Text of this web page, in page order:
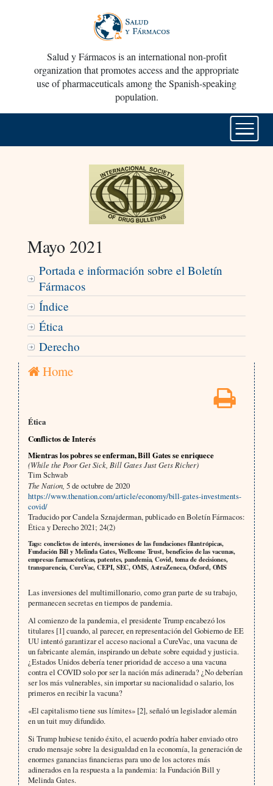
Salud y Fármacos is an international non-profit
organization that promotes access and the appropriate
use of pharmaceuticals among the Spanish-speaking
population.
Mayo 2021
Portada e información sobre el Boletín
Fármacos
Índice
Ética
Derecho
Home
Ética
Conflictos de Interés
Mientras los pobres se enferman, Bill Gates se enriquece
(While the Poor Get Sick, Bill Gates Just Gets Richer)
Tim Schwab
The Nation, 5 de octubre de 2020
https://www.thenation.com/article/economy/bill-gates-investments-
covid/
Traducido por Candela Sznajderman, publicado en Boletín Fármacos:
Ética y Derecho 2021; 24(2)
Tags: conclictos de interés, inversiones de las fundaciones filantrópicas,
Fundación Bill y Melinda Gates, Wellcome Trust, beneficios de las vacunas,
empresas farmacéuticas, patentes, pandemia, Covid, toma de decisiones,
transparencia, CureVac, CEPI, SEC, OMS, AstraZeneca, Oxford, OMS
Las inversiones del multimillonario, como gran parte de su trabajo,
permanecen secretas en tiempos de pandemia.
Al comienzo de la pandemia, el presidente Trump encabezó los
titulares [1] cuando, al parecer, en representación del Gobierno de EE
UU intentó garantizar el acceso nacional a CureVac, una vacuna de
un fabricante alemán, inspirando un debate sobre equidad y justicia.
¿Estados Unidos debería tener prioridad de acceso a una vacuna
contra el COVID solo por ser la nación más adinerada? ¿No deberían
ser los más vulnerables, sin importar su nacionalidad o salario, los
primeros en recibir la vacuna?
«El capitalismo tiene sus límites» [2], señaló un legislador alemán
en un tuit muy difundido.
Si Trump hubiese tenido éxito, el acuerdo podría haber enviado otro
crudo mensaje sobre la desigualdad en la economía, la generación de
enormes ganancias financieras para uno de los actores más
adinerados en la respuesta a la pandemia: la Fundación Bill y
Melinda Gates.